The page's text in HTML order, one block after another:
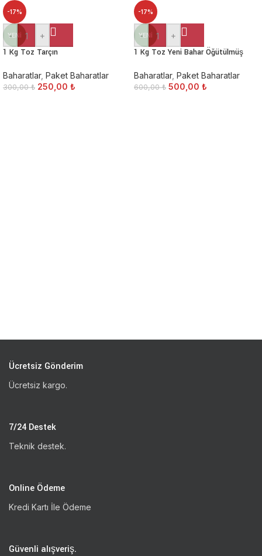
-17%
YENI
- +
1 Kg Toz Tarçın
Baharatlar, Paket Baharatlar
300,00₺ 250,00 ₺
-17%
YENI
- +
1 Kg Toz Yeni Bahar Öğütülmüş
Baharatlar, Paket Baharatlar
600,00₺ 500,00 ₺
Ücretsiz Gönderim
Ücretsiz kargo.
7/24 Destek
Teknik destek.
Online Ödeme
Kredi Kartı İle Ödeme
Güvenli alışveriş.